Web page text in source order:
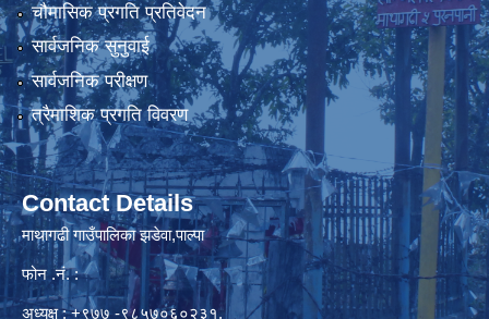
चौमासिक प्रगति प्रतिवेदन
सार्वजनिक सुनुवाई
सार्वजनिक परीक्षण
त्रैमाशिक प्रगति विवरण
Contact Details
माथागढी गाउँपालिका झडेवा,पाल्पा
फोन .नं. :
अध्यक्ष : +९७७ -९८५७०६०२३१,